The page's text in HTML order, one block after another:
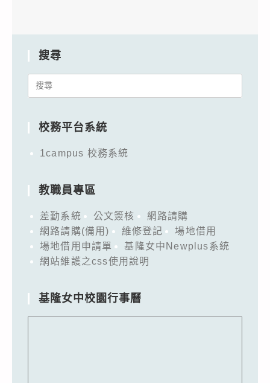
搜尋
Search
校務平台系統
1campus 校務系統
教職員專區
差勤系統 公文簽核
網路請購
網路請購(備用)
維修登記
場地借用
場地借用申請單
基隆女中Newplus系統
網站維護之css使用說明
基隆女中校園行事曆